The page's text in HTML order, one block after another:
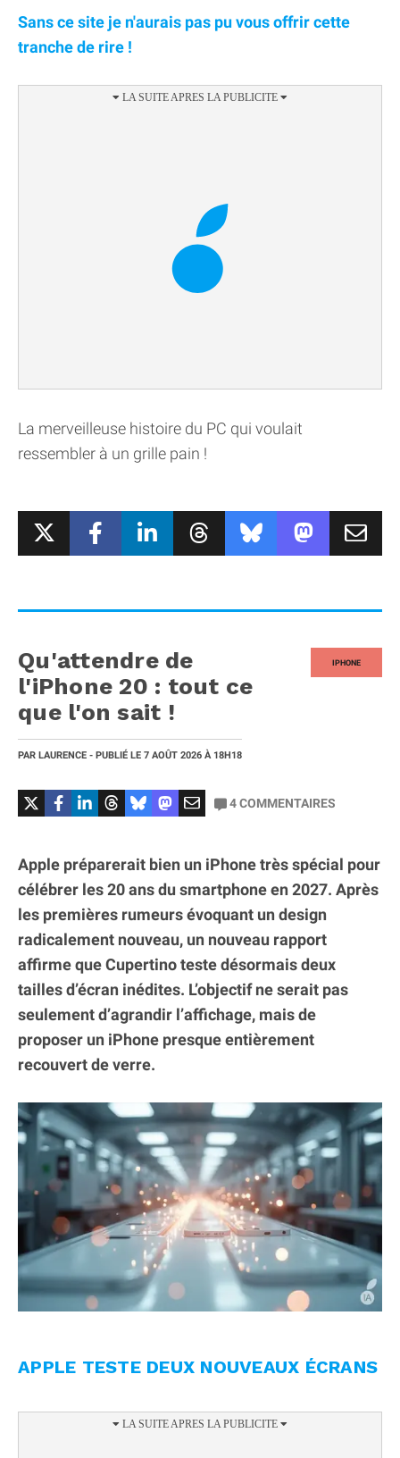
Sans ce site je n'aurais pas pu vous offrir cette
tranche de rire !
La merveilleuse histoire du PC qui voulait
ressembler à un grille pain !
IPHONE
Qu'attendre de
l'iPhone 20 : tout ce
que l'on sait !
PAR LAURENCE - PUBLIÉ LE 7 AOÛT 2026 À 18H18
4COMMENTAIRES
Apple préparerait bien un iPhone très spécial pour
célébrer les 20 ans du smartphone en 2027. Après
les premières rumeurs évoquant un design
radicalement nouveau, un nouveau rapport
affirme que Cupertino teste désormais deux
tailles d’écran inédites. L’objectif ne serait pas
seulement d’agrandir l’affichage, mais de
proposer un iPhone presque entièrement
recouvert de verre.
APPLE TESTE DEUX NOUVEAUX ÉCRANS